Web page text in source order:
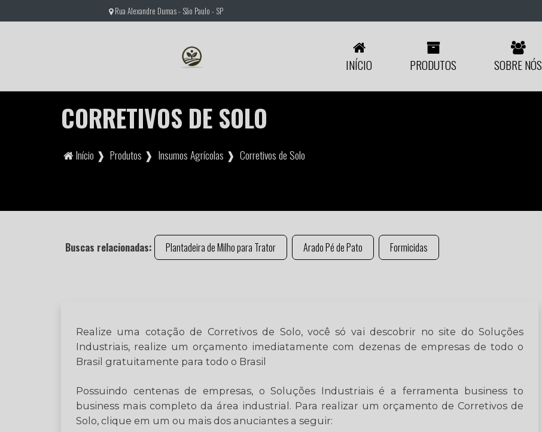
Rua Alexandre Dumas - São Paulo - SP
INÍCIO PRODUTOS SOBRE NÓS
CORRETIVOS DE SOLO
Início ❱ Produtos ❱ Insumos Agrícolas ❱ Corretivos de Solo
Buscas relacionadas: Plantadeira de Milho para Trator Arado Pé de Pato Formicidas
Realize uma cotação de Corretivos de Solo, você só vai descobrir no site do Soluções
Industriais, realize um orçamento imediatamente com dezenas de empresas de todo o
Brasil gratuitamente para todo o Brasil
Possuindo centenas de empresas, o Soluções Industriais é a ferramenta business to
business mais completo da área industrial. Para realizar um orçamento de Corretivos de
Solo, clique em um ou mais dos anuciantes a seguir: